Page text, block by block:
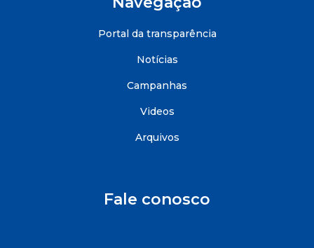
Portal da transparência
Notícias
Campanhas
Videos
Arquivos
Fale conosco